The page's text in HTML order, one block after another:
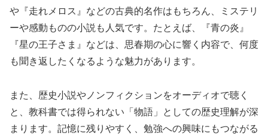
や『走れメロス』などの古典的名作はもちろん、ミステリ
ーや感動ものの小説も人気です。たとえば、『青の炎』
『星の王子さま』などは、思春期の心に響く内容で、何度
も聞き返したくなるような魅力があります。
また、歴史小説やノンフィクションをオーディオで聴く
と、教科書では得られない「物語」としての歴史理解が深
まります。記憶に残りやすく、勉強への興味にもつながる